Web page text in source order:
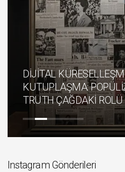
DİJİTAL
KUTUPLAŞMA:
TRUTH ÇAĞDAKİ ROLÜ
Instagram Gönderileri